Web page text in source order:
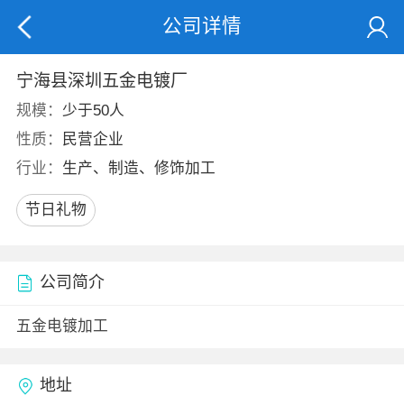
公司详情
宁海县深圳五金电镀厂
规模： 少于50人
性质：
民营企业
行业： 生产、制造、修饰加工
节日礼物
公司简介
五金电镀加工
地址